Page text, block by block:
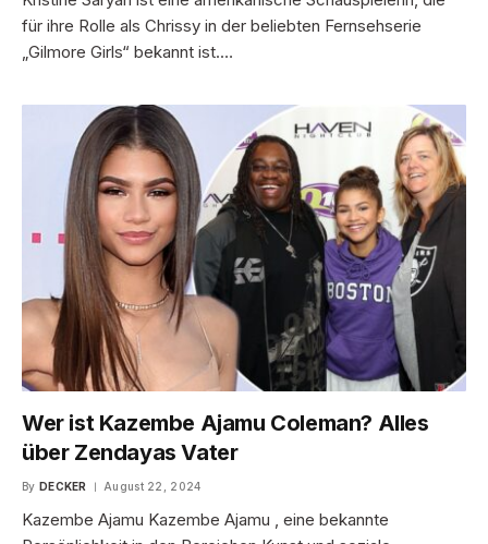
für ihre Rolle als Chrissy in der beliebten Fernsehserie
„Gilmore Girls“ bekannt ist.…
Wer ist Kazembe Ajamu Coleman? Alles
über Zendayas Vater
By DECKER August 22, 2024
Kazembe Ajamu Kazembe Ajamu , eine bekannte